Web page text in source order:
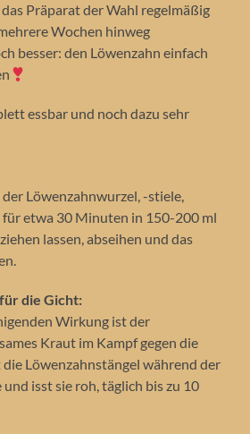
Präparat der Wahl regelmäßig
Wochen hinweg
besser: den Löwenzahn einfach
essbar und noch dazu sehr
Löwenzahnwurzel, -stiele,
etwa 30 Minuten in 150-200 ml
lassen, abseihen und das
die Gicht:
Wirkung ist der
Kraut im Kampf gegen die
Löwenzahnstängel während der
isst sie roh, täglich bis zu 10